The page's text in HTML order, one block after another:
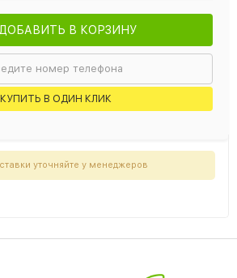
ДОБАВИТЬ В КОРЗИНУ
КУПИТЬ В ОДИН КЛИК
уточняйте у менеджеров